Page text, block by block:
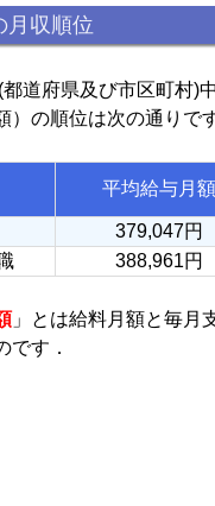
月収順位
道府県及び市区町村)
）の順位は次の通りで
平均給与月額
379,047円
388,961円
」とは給料月額と毎月
です．